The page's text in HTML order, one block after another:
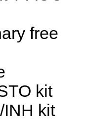
free
kit
INH kit